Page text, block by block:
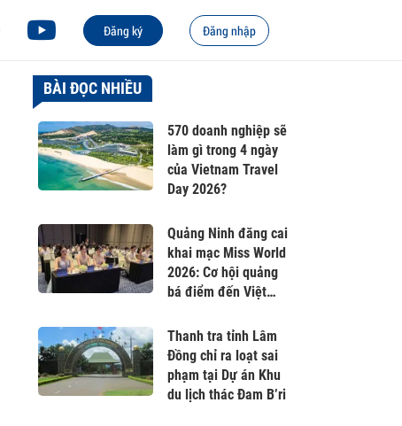
Đăng ký Đăng nhập
BÀI ĐỌC NHIỀU
570 doanh nghiệp sẽ
làm gì trong 4 ngày
của Vietnam Travel
Day 2026?
Quảng Ninh đăng cai
khai mạc Miss World
2026: Cơ hội quảng
bá điểm đến Việt
Thanh tra tỉnh Lâm
Đồng chỉ ra loạt sai
phạm tại Dự án Khu
du lịch thác Đam B’ri